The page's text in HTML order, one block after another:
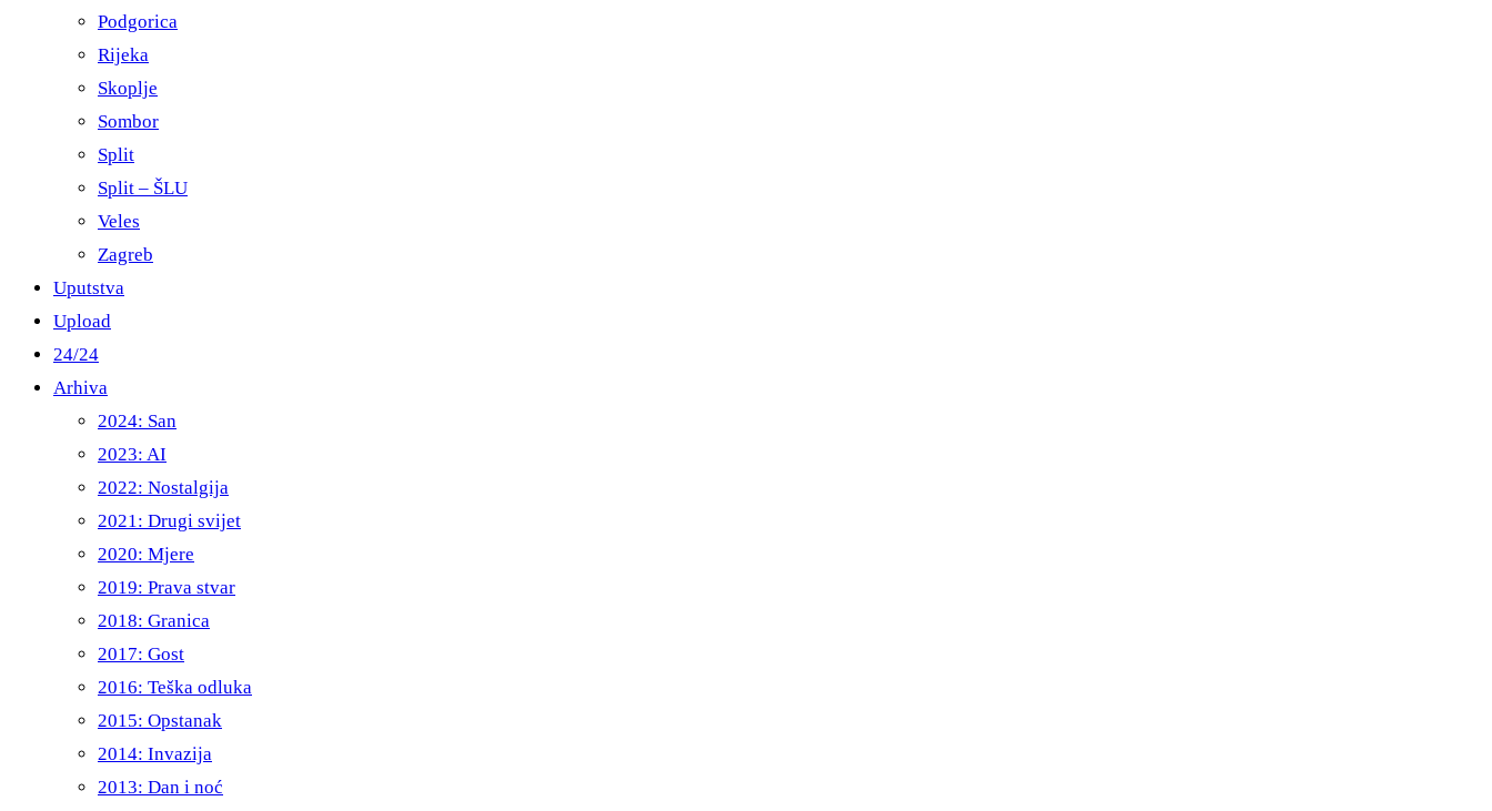
Podgorica
Rijeka
Skoplje
Sombor
Split
Split – ŠLU
Veles
Zagreb
Uputstva
Upload
24/24
Arhiva
2024: San
2023: AI
2022: Nostalgija
2021: Drugi svijet
2020: Mjere
2019: Prava stvar
2018: Granica
2017: Gost
2016: Teška odluka
2015: Opstanak
2014: Invazija
2013: Dan i noć